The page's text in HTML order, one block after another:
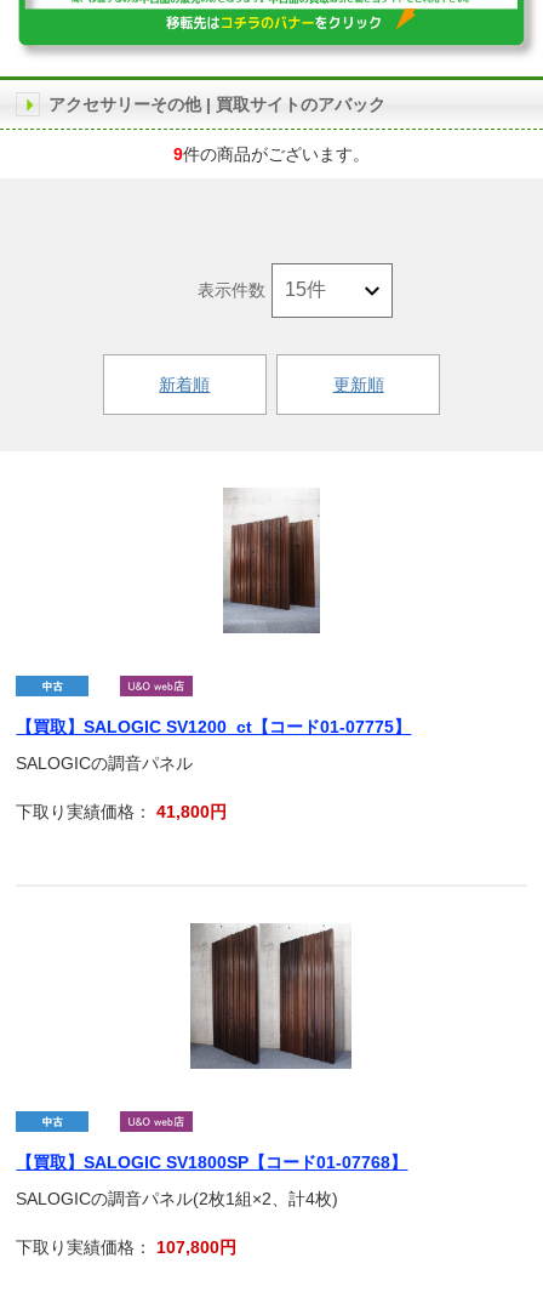
アクセサリーその他 | 買取サイトのアバック
9件の商品がございます。
新着順 更新順
表示件数
【買取】SALOGIC SV1200_ct【コード01-07775】
SALOGICの調音パネル
下取り実績価格：41,800円
【買取】SALOGIC SV1800SP【コード01-07768】
SALOGICの調音パネル(2枚1組×2、計4枚)
下取り実績価格： 107,800円